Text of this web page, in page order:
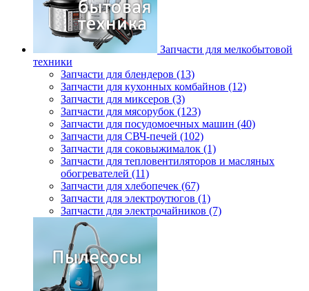
Запчасти для мелкобытовой
техники
Запчасти для блендеров (13)
Запчасти для кухонных комбайнов (12)
Запчасти для миксеров (3)
Запчасти для мясорубок (123)
Запчасти для посудомоечных машин (40)
Запчасти для СВЧ-печей (102)
Запчасти для соковыжималок (1)
Запчасти для тепловентиляторов и масляных
обогревателей (11)
Запчасти для хлебопечек (67)
Запчасти для электроутюгов (1)
Запчасти для электрочайников (7)